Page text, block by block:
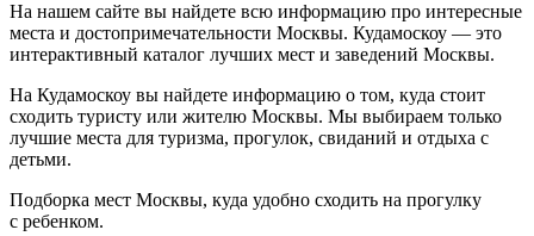
На нашем сайте вы найдете всю информацию про интересные
места и достопримечательности Москвы. Кудамоскоу — это
интерактивный каталог лучших мест и заведений Москвы.
На Кудамоскоу вы найдете информацию о том, куда стоит
сходить туристу или жителю Москвы. Мы выбираем только
лучшие места для туризма, прогулок, свиданий и отдыха с
детьми.
Подборка мест Москвы, куда удобно сходить на прогулку
с ребенком.